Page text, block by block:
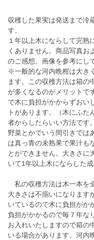
収穫した果実は発送まで冷
す。
１年以上木にならして完熟
くありません。商品写真お
のご感想、画像を参考にし
※一般的な河内晩柑は大き
ます。この収穫方法は箱の
が多くなるのがメリットで
で木に負担がかからずおい
トがあります。（木にふ
者からしたらいい方法です
野菜とかでいう間引きでは
は真っ青の未熟果で果汁も
とができません。大きさに
いて1年以上木にならした成
私の収穫方法は木一本を
大きさは不揃いになります
いているので木に負担がか
負担がかかるので毎７年な
お入れいたしますので箱の
いる場合があります。河内